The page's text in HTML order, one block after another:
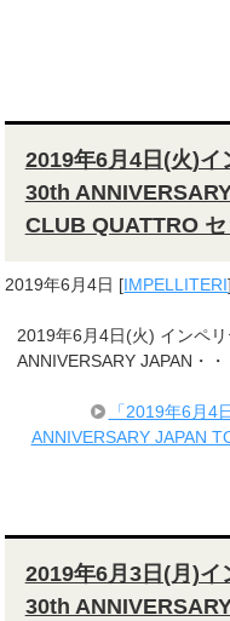
2019年6月4日(火)
30th
CLUB QUATTRO セ
2019年6月4日 [IMPELLITERI]
2019年6月4日(火) インペ
ANNIVERSARY JAPAN・・
「2019年6月4
ANNIVERSARY JAPAN
2019年6月3日(月)
30th